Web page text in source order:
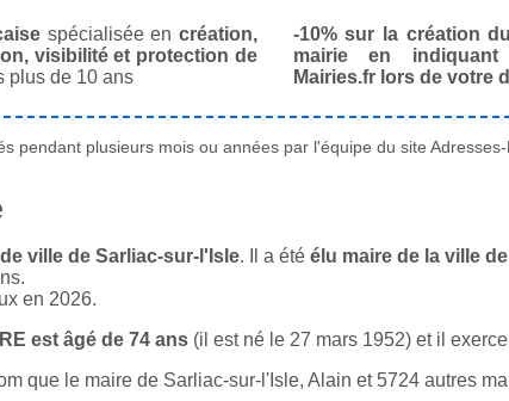
spécialisée en création,
visibilité et protection de
plus de 10 ans
-10% sur la création
mairie en
Mairies.fr lors de votre
pendant plusieurs mois ou années par l'équipe du site Adresses-
ville de Sarliac-sur-l'Isle. Il a été élu maire de la ville
en 2026.
est âgé de 74 ans (il est né le 27 mars 1952) et il
que le maire de Sarliac-sur-l'Isle, Alain et 5724 autres